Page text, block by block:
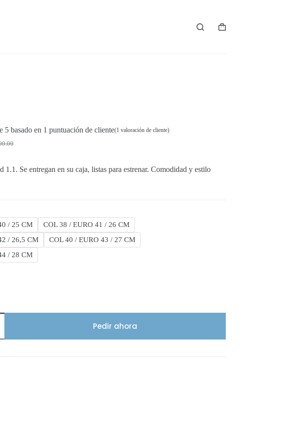
Carro
5 basado en 1 puntuación de cliente(1 valoración de cliente)
1.1. Se entregan en su caja, listas para estrenar. Comodidad y estilo
/ 25 CM
COL 38 / EURO 41 / 26 CM
/ 26,5 CM
COL 40 / EURO 43 / 27 CM
/ 28 CM
Pedir ahora